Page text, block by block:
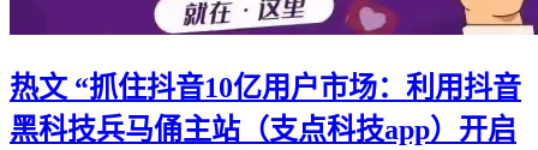
热文 “抓住抖音10亿用户市场：利用抖音
黑科技兵马俑主站（支点科技app）开启